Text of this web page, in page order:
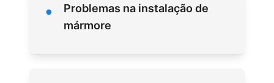
•
Problemas na instalação de
mármore